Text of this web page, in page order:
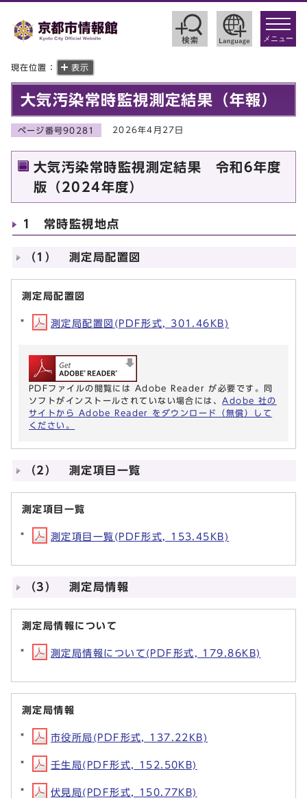
toggle
メニュー
現在位置： 表示
大気汚染常時監視測定結果（年報）
ページ番号90281 2026年4月27日
大気汚染常時監視測定結果 令和6年度
版（2024年度）
1 常時監視地点
（1） 測定局配置図
測定局配置図
測定局配置図(PDF形式, 301.46KB)
PDFファイルの閲覧には Adobe Reader が必要です。同
ソフトがインストールされていない場合には、 Adobe 社の
サイトから Adobe Reader をダウンロード（無償）して
ください。
（2） 測定項目一覧
測定項目一覧
測定項目一覧(PDF形式, 153.45KB)
（3） 測定局情報
測定局情報について
測定局情報について(PDF形式, 179.86KB)
測定局情報
市役所局(PDF形式, 137.22KB)
壬生局(PDF形式, 152.50KB)
伏見局(PDF形式, 150.77KB)